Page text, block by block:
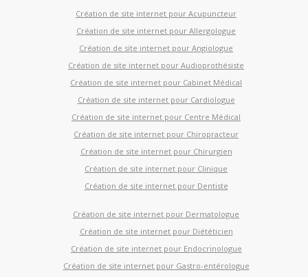
Création de site internet pour Acupuncteur
Création de site internet pour Allergologue
Création de site internet pour Angiologue
Création de site internet pour Audioprothésiste
Création de site internet pour Cabinet Médical
Création de site internet pour Cardiologue
Création de site internet pour Centre Médical
Création de site internet pour Chiropracteur
Création de site internet pour Chirurgien
Création de site internet pour Clinique
Création de site internet pour Dentiste
Création de site internet pour Dermatologue
Création de site internet pour Diététicien
Création de site internet pour Endocrinologue
Création de site internet pour Gastro-entérologue